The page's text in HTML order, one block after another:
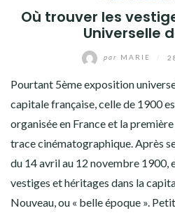
Où trouver les
Universelle
par MARIE
Pourtant 5ème exposition
capitale française, celle de 1900
organisée en France et la
trace cinématographique. Après
du 14 avril au 12 novembre 1900,
vestiges et héritages dans la
Nouveau, ou « belle époque ».
14ÈME ARRONDISSEMENT
15ÈME ARRONDISSEMENT
17ÈME ARRONDISSEMENT
18ÈME ARRONDISSEMENT
20ÈME ARRONDISSEMENT